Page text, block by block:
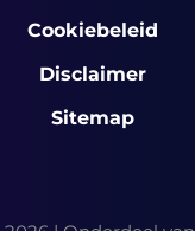
Cookiebeleid
Disclaimer
Sitemap